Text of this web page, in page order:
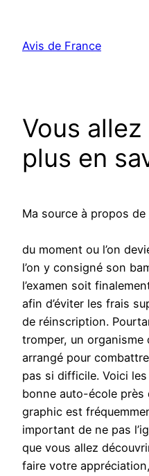
contenu
Avis de France
Vous
plus en
Ma source à propos de
du moment ou l’on
l’on y consigné son
l’examen soit
afin d’éviter les frais
de réinscription.
tromper, un organisme
arrangé pour combattre
pas si difficile. Voici
bonne auto-école près
graphic est
important de ne pas
que vous allez
faire votre